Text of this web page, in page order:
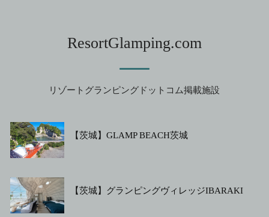
ResortGlamping.com
リゾートグランピングドットコム掲載施設
【茨城】GLAMP BEACH茨城
【茨城】グランピングヴィレッジIBARAKI